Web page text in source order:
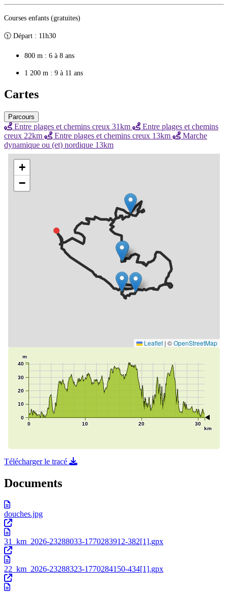
Courses enfants (gratuites)
🕦 Départ : 11h30
800 m : 6 à 8 ans
1 200 m : 9 à 11 ans
Cartes
Parcours
Entre plages et chemins creux 31km
Entre plages et chemins
creux 22km
Entre plages et chemins creux 13km
Marche
dynamique ou (et) nordique 13km
Télécharger le tracé
Documents
douches.jpg
31_km_2026-23288033-1770283912-382[1].gpx
22_km_2026-23288323-1770284150-434[1].gpx